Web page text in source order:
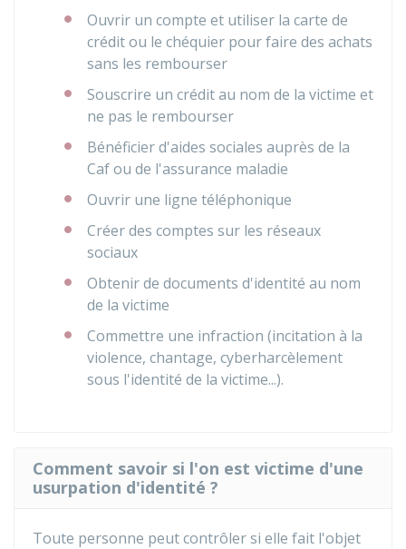
Ouvrir un compte et utiliser la carte de
crédit ou le chéquier pour faire des achats
sans les rembourser
Souscrire un crédit au nom de la victime et
ne pas le rembourser
Bénéficier d'aides sociales auprès de la
Caf ou de l'assurance maladie
Ouvrir une ligne téléphonique
Créer des comptes sur les réseaux
sociaux
Obtenir de documents d'identité au nom
de la victime
Commettre une infraction (incitation à la
violence, chantage, cyberharcèlement
sous l'identité de la victime...).
Comment savoir si l'on est victime d'une
usurpation d'identité ?
Toute personne peut contrôler si elle fait l'objet